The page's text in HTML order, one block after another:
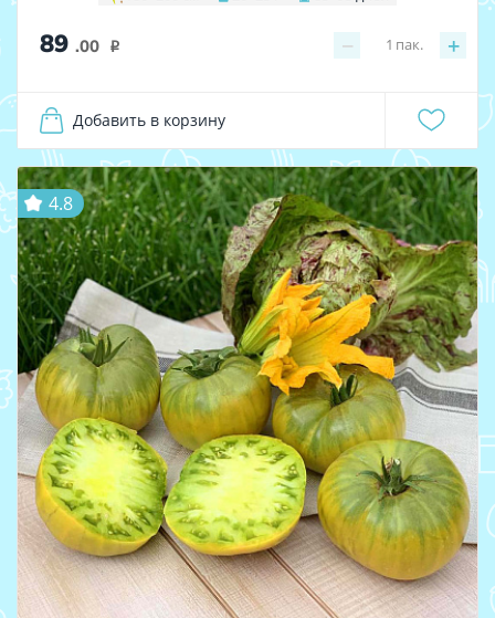
89 .00 i − +
1 пак.
Добавить в корзину
4.8